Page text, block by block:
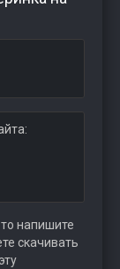
напишите
скачивать